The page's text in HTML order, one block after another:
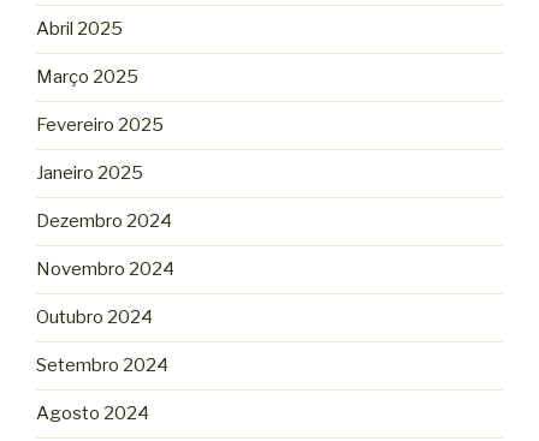
Abril 2025
Março 2025
Fevereiro 2025
Janeiro 2025
Dezembro 2024
Novembro 2024
Outubro 2024
Setembro 2024
Agosto 2024